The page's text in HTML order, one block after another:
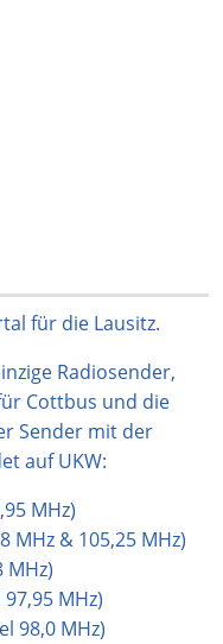
für die Lausitz.
Radiosender,
Cottbus und die
Sender mit der
auf UKW:
MHz)
MHz & 105,25 MHz)
MHz)
MHz)
98,0 MHz)